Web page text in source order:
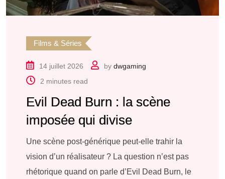
Films & Séries
14 juillet 2026 by dwgaming
2 minutes read
Evil Dead Burn : la scène
imposée qui divise
Une scène post-générique peut-elle trahir la
vision d’un réalisateur ? La question n’est pas
rhétorique quand on parle d’Evil Dead Burn, le